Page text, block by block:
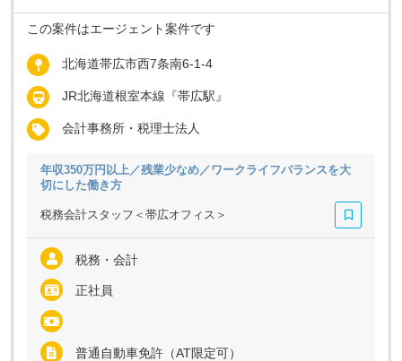
この案件はエージェント案件です
北海道帯広市西7条南6-1-4
JR北海道根室本線『帯広駅』
会計事務所・税理士法人
年収350万円以上／残業少なめ／ワークライフバランスを大
切にした働き方
税務会計スタッフ＜帯広オフィス＞
税務・会計
正社員
普通自動車免許（AT限定可）